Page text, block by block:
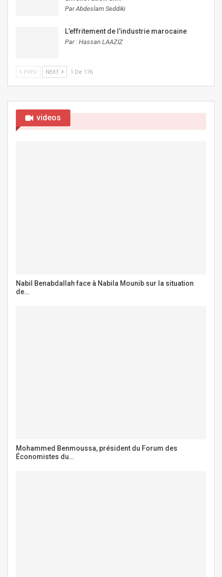
Par Abdeslam Seddiki
L’effritement de l’industrie marocaine
Par : Hassan LAAZIZ
PREV NEXT 1 De 176
videos
Nabil Benabdallah face à Nabila Mounib sur la situation
de…
Mohammed Benmoussa, président du Forum des
Économistes du…